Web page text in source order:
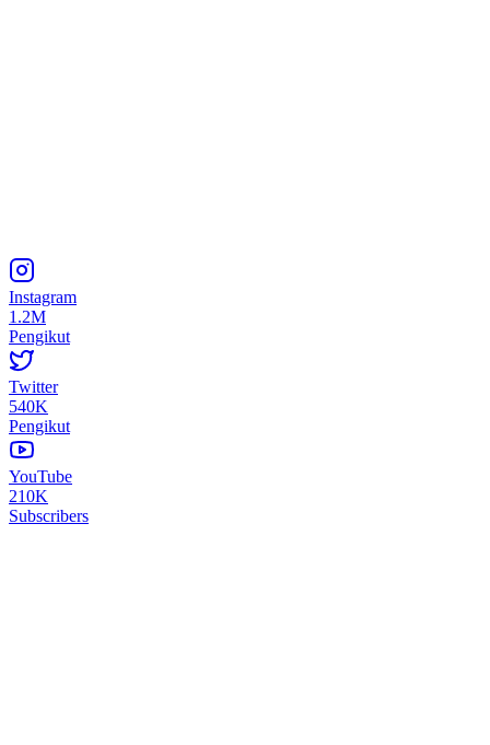
Instagram
1.2M
Pengikut
Twitter
540K
Pengikut
YouTube
210K
Subscribers